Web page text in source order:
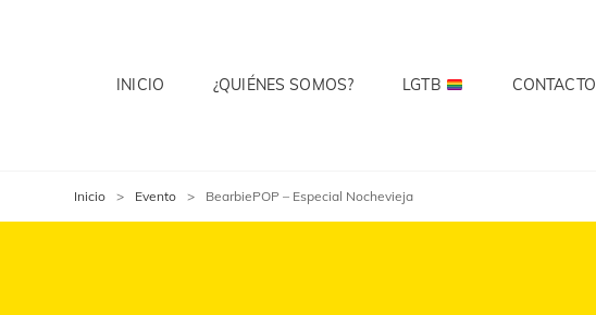
INICIO ¿QUIÉNES SOMOS? LGTB CONTACTO
Inicio > Evento > BearbiePOP – Especial Nochevieja